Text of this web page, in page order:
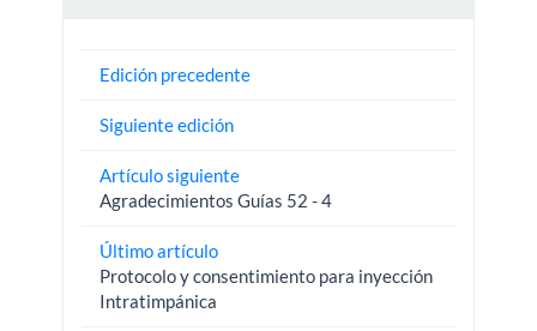
Edición precedente
Siguiente edición
Artículo siguiente
Agradecimientos Guías 52 - 4
Último artículo
Protocolo y consentimiento para inyección
Intratimpánica